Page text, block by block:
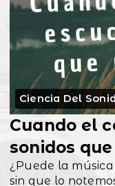
Ciencia Del
Cuando el
sonidos
¿Puede la
sin que lo